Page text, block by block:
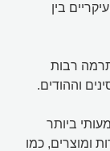
בין
הספירה ותרמה רבות
וההודים.
ביותר
ומוצרים, כמו